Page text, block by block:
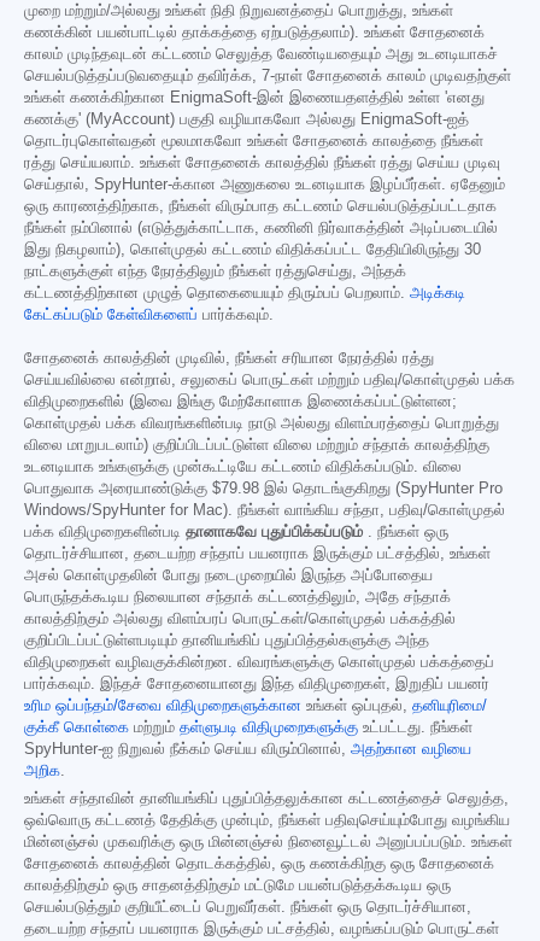
முறை மற்றும்/அல்லது உங்கள் நிதி நிறுவனத்தைப் பொறுத்து, உங்கள்
கணக்கின் பயன்பாட்டில் தாக்கத்தை ஏற்படுத்தலாம்). உங்கள் சோதனைக்
காலம் முடிந்தவுடன் கட்டணம் செலுத்த வேண்டியதையும் அது உடனடியாகச்
செயல்படுத்தப்படுவதையும் தவிர்க்க, 7-நாள் சோதனைக் காலம் முடிவதற்குள்
உங்கள் கணக்கிற்கான EnigmaSoft-இன் இணையதளத்தில் உள்ள 'எனது
கணக்கு' (MyAccount) பகுதி வழியாகவோ அல்லது EnigmaSoft-ஐத்
தொடர்புகொள்வதன் மூலமாகவோ உங்கள் சோதனைக் காலத்தை நீங்கள்
ரத்து செய்யலாம். உங்கள் சோதனைக் காலத்தில் நீங்கள் ரத்து செய்ய முடிவு
செய்தால், SpyHunter-க்கான அணுகலை உடனடியாக இழப்பீர்கள். ஏதேனும்
ஒரு காரணத்திற்காக, நீங்கள் விரும்பாத கட்டணம் செயல்படுத்தப்பட்டதாக
நீங்கள் நம்பினால் (எடுத்துக்காட்டாக, கணினி நிர்வாகத்தின் அடிப்படையில்
இது நிகழலாம்), கொள்முதல் கட்டணம் விதிக்கப்பட்ட தேதியிலிருந்து 30
நாட்களுக்குள் எந்த நேரத்திலும் நீங்கள் ரத்துசெய்து, அந்தக்
கட்டணத்திற்கான முழுத் தொகையையும் திரும்பப் பெறலாம். அடிக்கடி
கேட்கப்படும் கேள்விகளைப் பார்க்கவும்.
சோதனைக் காலத்தின் முடிவில், நீங்கள் சரியான நேரத்தில் ரத்து
செய்யவில்லை என்றால், சலுகைப் பொருட்கள் மற்றும் பதிவு/கொள்முதல் பக்க
விதிமுறைகளில் (இவை இங்கு மேற்கோளாக இணைக்கப்பட்டுள்ளன;
கொள்முதல் பக்க விவரங்களின்படி நாடு அல்லது விளம்பரத்தைப் பொறுத்து
விலை மாறுபடலாம்) குறிப்பிடப்பட்டுள்ள விலை மற்றும் சந்தாக் காலத்திற்கு
உடனடியாக உங்களுக்கு முன்கூட்டியே கட்டணம் விதிக்கப்படும். விலை
பொதுவாக அரையாண்டுக்கு $79.98 இல் தொடங்குகிறது (SpyHunter Pro
Windows/SpyHunter for Mac). நீங்கள் வாங்கிய சந்தா, பதிவு/கொள்முதல்
பக்க விதிமுறைகளின்படி தானாகவே புதுப்பிக்கப்படும் . நீங்கள் ஒரு
தொடர்ச்சியான, தடையற்ற சந்தாப் பயனராக இருக்கும் பட்சத்தில், உங்கள்
அசல் கொள்முதலின் போது நடைமுறையில் இருந்த அப்போதைய
பொருந்தக்கூடிய நிலையான சந்தாக் கட்டணத்திலும், அதே சந்தாக்
காலத்திற்கும் அல்லது விளம்பரப் பொருட்கள்/கொள்முதல் பக்கத்தில்
குறிப்பிடப்பட்டுள்ளபடியும் தானியங்கிப் புதுப்பித்தல்களுக்கு அந்த
விதிமுறைகள் வழிவகுக்கின்றன. விவரங்களுக்கு கொள்முதல் பக்கத்தைப்
பார்க்கவும். இந்தச் சோதனையானது இந்த விதிமுறைகள், இறுதிப் பயனர்
உரிம ஒப்பந்தம்/சேவை விதிமுறைகளுக்கான உங்கள் ஒப்புதல், தனியுரிமை/
குக்கீ கொள்கை மற்றும் தள்ளுபடி விதிமுறைகளுக்கு உட்பட்டது. நீங்கள்
SpyHunter-ஐ நிறுவல் நீக்கம் செய்ய விரும்பினால், அதற்கான வழியை
அறிக.
உங்கள் சந்தாவின் தானியங்கிப் புதுப்பித்தலுக்கான கட்டணத்தைச் செலுத்த,
ஒவ்வொரு கட்டணத் தேதிக்கு முன்பும், நீங்கள் பதிவுசெய்யும்போது வழங்கிய
மின்னஞ்சல் முகவரிக்கு ஒரு மின்னஞ்சல் நினைவூட்டல் அனுப்பப்படும். உங்கள்
சோதனைக் காலத்தின் தொடக்கத்தில், ஒரு கணக்கிற்கு ஒரு சோதனைக்
காலத்திற்கும் ஒரு சாதனத்திற்கும் மட்டுமே பயன்படுத்தக்கூடிய ஒரு
செயல்படுத்தும் குறியீட்டைப் பெறுவீர்கள். நீங்கள் ஒரு தொடர்ச்சியான,
தடையற்ற சந்தாப் பயனராக இருக்கும் பட்சத்தில், வழங்கப்படும் பொருட்கள்